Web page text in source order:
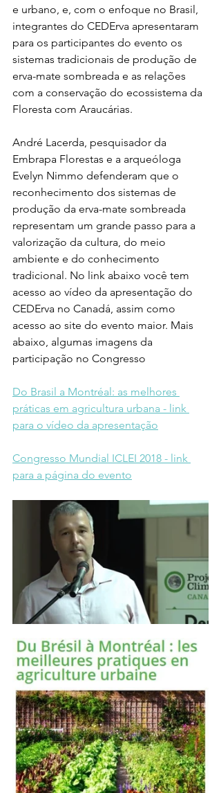
e urbano, e, com o enfoque no Brasil,
integrantes do CEDErva apresentaram
para os participantes do evento os
sistemas tradicionais de produção de
erva-mate sombreada e as relações
com a conservação do ecossistema da
Floresta com Araucárias.
André Lacerda, pesquisador da
Embrapa Florestas e a arqueóloga
Evelyn Nimmo defenderam que o
reconhecimento dos sistemas de
produção da erva-mate sombreada
representam um grande passo para a
valorização da cultura, do meio
ambiente e do conhecimento
tradicional. No link abaixo você tem
acesso ao vídeo da apresentação do
CEDErva no Canadá, assim como
acesso ao site do evento maior. Mais
abaixo, algumas imagens da
participação no Congresso
Do Brasil a Montréal: as melhores
práticas em agricultura urbana - link
para o vídeo da apresentação
Congresso Mundial ICLEI 2018 - link
para a página do evento